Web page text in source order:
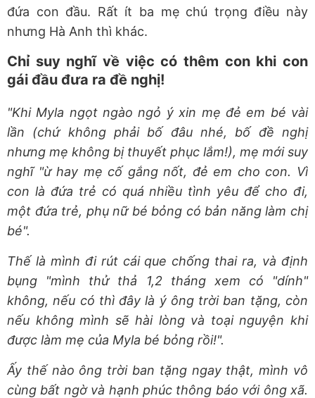
đứa con đầu. Rất ít ba mẹ chú trọng điều này
nhưng Hà Anh thì khác.
Chỉ suy nghĩ về việc có thêm con khi con
gái đầu đưa ra đề nghị!
"Khi Myla ngọt ngào ngỏ ý xin mẹ đẻ em bé vài
lần (chứ không phải bố đâu nhé, bố đề nghị
nhưng mẹ không bị thuyết phục lắm!), mẹ mới suy
nghĩ "ừ hay mẹ cố gắng nốt, đẻ em cho con. Vì
con là đứa trẻ có quá nhiều tình yêu để cho đi,
một đứa trẻ, phụ nữ bé bỏng có bản năng làm chị
bé".
Thế là mình đi rút cái que chống thai ra, và định
bụng "mình thử thả 1,2 tháng xem có "dính"
không, nếu có thì đây là ý ông trời ban tặng, còn
nếu không mình sẽ hài lòng và toại nguyện khi
được làm mẹ của Myla bé bỏng rồi!".
Ấy thế nào ông trời ban tặng ngay thật, mình vô
cùng bất ngờ và hạnh phúc thông báo với ông xã.